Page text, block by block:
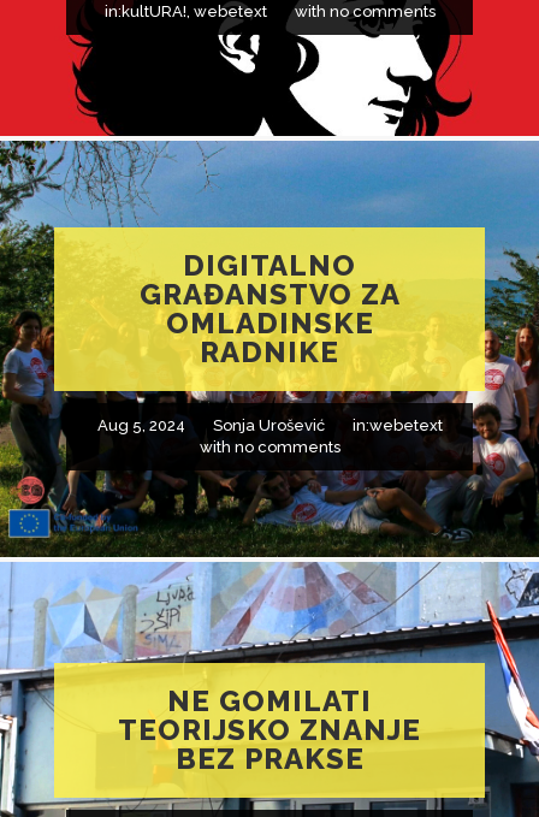
in:kultURA!, webetext with no comments
DIGITALNO
GRAĐANSTVO ZA
OMLADINSKE
RADNIKE
Aug 5, 2024 Sonja Urošević in:webetext
with no comments
NE GOMILATI
TEORIJSKO ZNANJE
BEZ PRAKSE